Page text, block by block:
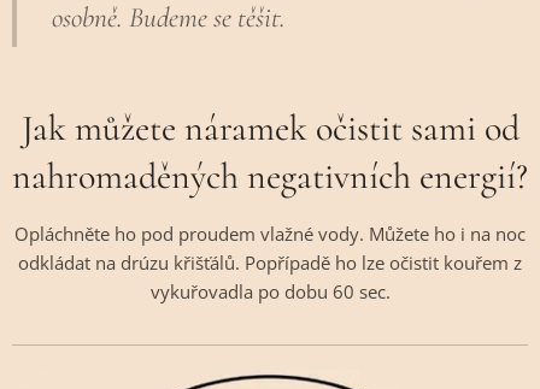
osobně. Budeme se těšit.
Jak můžete náramek očistit sami od
nahromaděných negativních energií?
Opláchněte ho pod proudem vlažné vody. Můžete ho i na noc
odkládat na drúzu křišťálů. Popřípadě ho lze očistit kouřem z
vykuřovadla po dobu 60 sec.